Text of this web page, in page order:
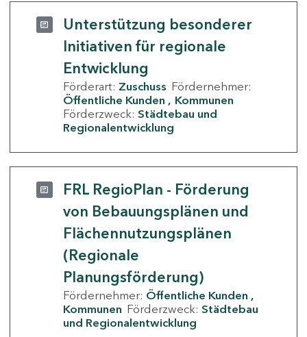
Unterstützung besonderer
Initiativen für regionale
Entwicklung
Förderart: Zuschuss Fördernehmer:
Öffentliche Kunden
Kommunen
Förderzweck: Städtebau und
Regionalentwicklung
FRL RegioPlan - Förderung
von Bebauungsplänen und
Flächennutzungsplänen
(Regionale
Planungsförderung)
Fördernehmer: Öffentliche Kunden
Kommunen Förderzweck: Städtebau
und Regionalentwicklung